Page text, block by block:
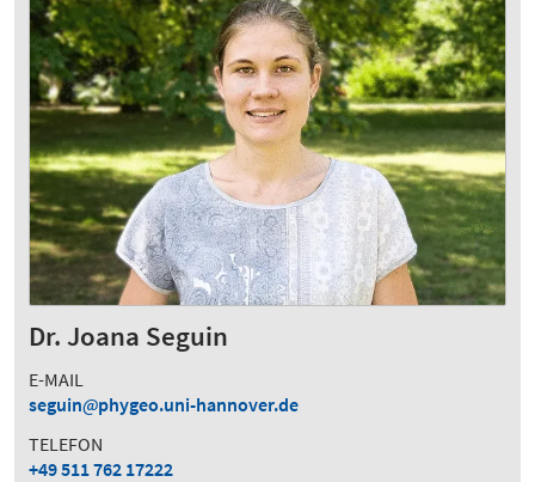
Dr. Joana Seguin
E-MAIL
seguin
phygeo.uni-hannover.de
TELEFON
+49 511 762 17222